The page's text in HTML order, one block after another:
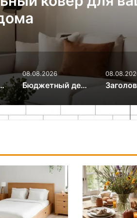
идеи и
Бюджетный декор: как создать уют в доме без больших затрат
08.08.2026